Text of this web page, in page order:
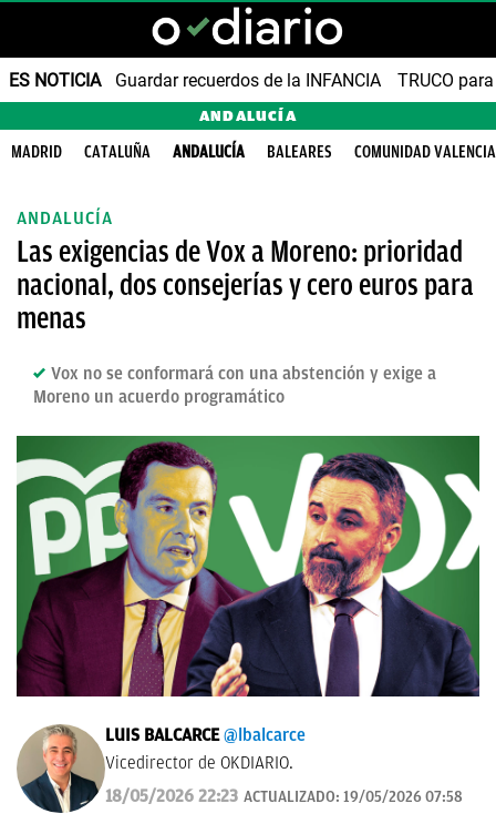
ES NOTICIA Guardar recuerdos de la INFANCIA TRUCO
ANDALUCÍA
MADRID CATALUÑA ANDALUCÍA BALEARES COMUNIDAD
ANDALUCÍA
Las exigencias de Vox a Moreno: prioridad
nacional, dos consejerías y cero euros para
menas
Vox no se conformará con una abstención y exige a
Moreno un acuerdo programático
LUIS BALCARCE @lbalcarce
Vicedirector de OKDIARIO.
18/05/2026 22:23 ACTUALIZADO: 19/05/2026 07:58